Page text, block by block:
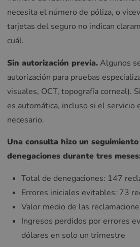
necesita el número de póliza, o
tarjetas del seguro no indican
cuál.
Sin autorización previa.Algunos
autorización para pruebas
visuales, OCT, topografía corneal).
es automática, incluso si el servicio
necesario.
Una consulta hizo un
denegaciones durante tres
Total de denegaciones: 147
Errores iniciales evitables: 73
Valor medio de las
Ingresos perdidos por errores
dólares en solo un trimestre